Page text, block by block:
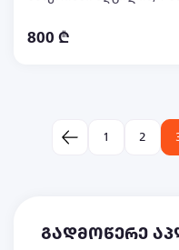
თბილი წყალი,
800 ₾
1 2
გადმოწერე